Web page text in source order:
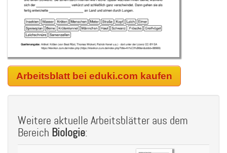
Arbeitsblatt bei eduki.com kaufen
Weitere aktuelle Arbeitsblätter aus dem
Bereich Biologie: